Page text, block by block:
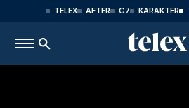
TELEX AFTER G7 KARAKTER